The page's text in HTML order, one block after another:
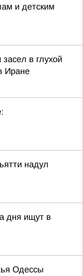
и детским
в глухой
Иране
надул
дня ищут в
Одессы